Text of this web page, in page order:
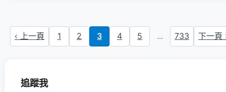
‹ 上一頁 1 2 3 4 5 ... 733 下一頁
追蹤我